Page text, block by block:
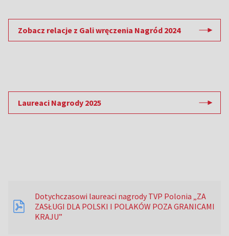
Zobacz relacje z Gali wręczenia Nagród 2024
Laureaci Nagrody 2025
Dotychczasowi laureaci nagrody TVP Polonia „ZA
ZASŁUGI DLA POLSKI I POLAKÓW POZA GRANICAMI
KRAJU”